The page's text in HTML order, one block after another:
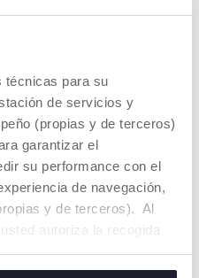
técnicas para su
de servicios y
(propias y de terceros)
garantizar el
su performance con el
de navegación,
y de terceros). Al
autoriza la recogida
obtener más información
de todas o
No se sientan
y enjuaguen el
presionen
o una gasa durante
crema ni tiritas, ya que
a la boca y correr el
NEWSLETTER